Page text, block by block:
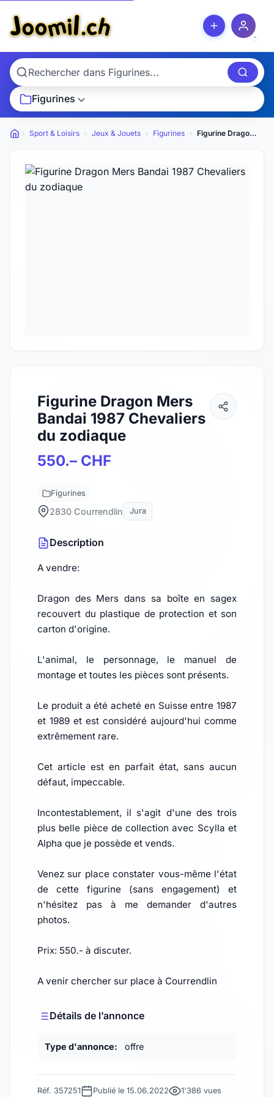
Figurines
Petites annonces
Sport & Loisirs Jeux & Jouets Figurines Figurine Dragon Mers Bandai 1987 Chevaliers du zodiaque
Figurine Dragon Mers
Bandai 1987 Chevaliers
du zodiaque
550.– CHF
Figurines
2830 Courrendlin Jura
Description
A vendre:
Dragon des Mers dans sa boîte en sagex
recouvert du plastique de protection et son
carton d'origine.
L'animal, le personnage, le manuel de
montage et toutes les pièces sont présents.
Le produit a été acheté en Suisse entre 1987
et 1989 et est considéré aujourd'hui comme
extrêmement rare.
Cet article est en parfait état, sans aucun
défaut, impeccable.
Incontestablement, il s'agit d'une des trois
plus belle pièce de collection avec Scylla et
Alpha que je possède et vends.
Venez sur place constater vous-même l'état
de cette figurine (sans engagement) et
n'hésitez pas à me demander d'autres
photos.
Prix: 550.- à discuter.
A venir chercher sur place à Courrendlin
Détails de l’annonce
Type d'annonce: offre
Réf. 357251 Publié le 15.06.2022 1'386 vues